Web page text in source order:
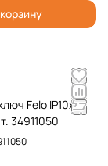
Felo IP10x37,
34911050